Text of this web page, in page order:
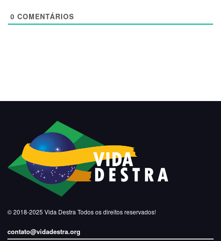
0 COMENTÁRIOS
© 2018-2025 Vida Destra Todos os direitos reservados!
contato@vidadestra.org